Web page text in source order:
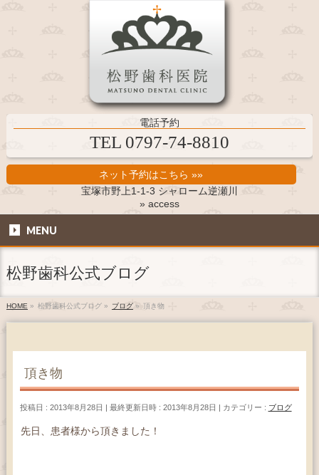
電話予約
TEL 0797-74-8810
ネット予約はこちら »»
宝塚市野上1-1-3 シャローム逆瀬川
» access
MENU
松野歯科公式ブログ
HOME » 松野歯科公式ブログ» ブログ» 頂き物
頂き物
投稿日 : 2013年8月28日 最終更新日時 : 2013年8月28日 カテゴリー : ブログ
先日、患者様から頂きました！